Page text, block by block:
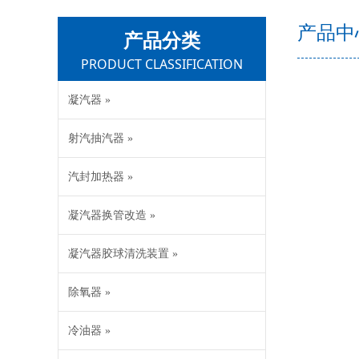
产品
凝汽器 »
射汽抽汽器 »
汽封加热器 »
凝汽器换管改造 »
凝汽器胶球清洗装置 »
除氧器 »
冷油器 »
产品分类
PRODUCT CLASSIFICATION